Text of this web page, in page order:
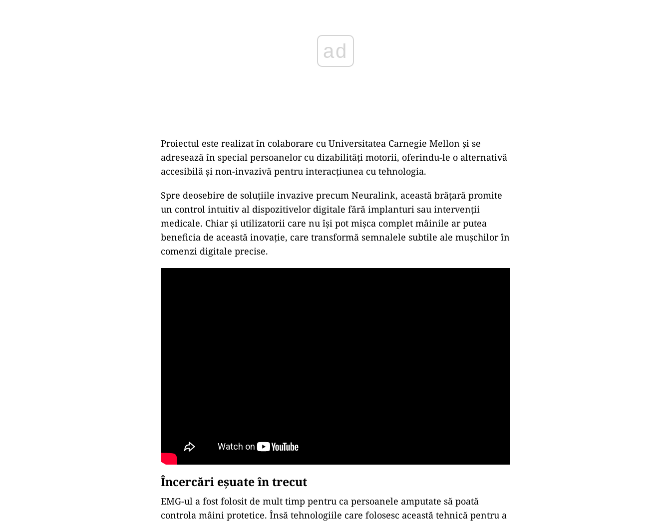
Proiectul este realizat în colaborare cu Universitatea Carnegie Mellon și se
adresează în special persoanelor cu dizabilități motorii, oferindu-le o alternativă
accesibilă și non-invazivă pentru interacțiunea cu tehnologia.
Spre deosebire de soluțiile invazive precum Neuralink, această brățară promite
un control intuitiv al dispozitivelor digitale fără implanturi sau intervenții
medicale. Chiar și utilizatorii care nu își pot mișca complet mâinile ar putea
beneficia de această inovație, care transformă semnalele subtile ale mușchilor în
comenzi digitale precise.
Încercări eşuate în trecut
EMG-ul a fost folosit de mult timp pentru ca persoanele amputate să poată
controla mâini protetice. Însă tehnologiile care folosesc această tehnică pentru a